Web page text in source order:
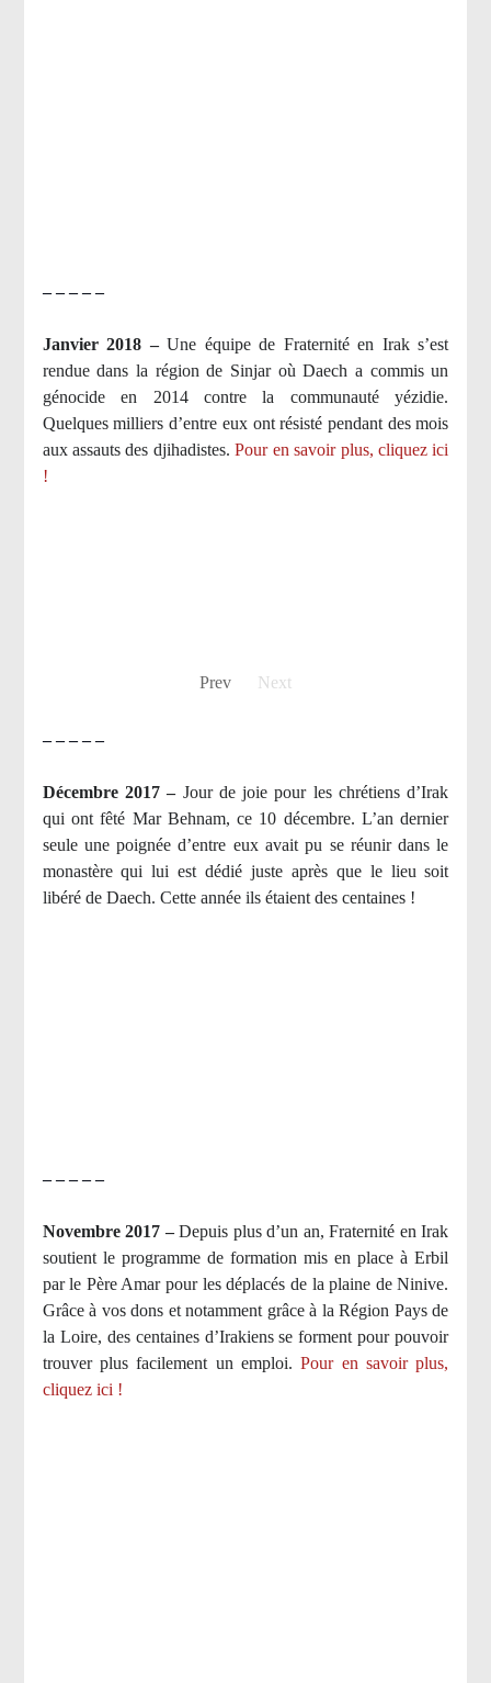
– – – – –
Janvier 2018 –Une équipe de Fraternité en Irak s’est
rendue dans la région de Sinjar où Daech a commis un
génocide en 2014 contre la communauté yézidie.
Quelques milliers d’entre eux ont résisté pendant des mois
aux assauts des djihadistes.Pour en savoir plus, cliquez ici
!
Prev Next
– – – – –
Décembre 2017 – Jour de joie pour les chrétiens d’Irak
qui ont fêté Mar Behnam, ce 10 décembre. L’an dernier
seule une poignée d’entre eux avait pu se réunir dans le
monastère qui lui est dédié juste après que le lieu soit
libéré de Daech. Cette année ils étaient des centaines !
– – – – –
Novembre 2017 –Depuis plus d’un an, Fraternité en Irak
soutient le programme de formation mis en place à Erbil
par le Père Amar pour les déplacés de la plaine de Ninive.
Grâce à vos dons et notamment grâce à la Région Pays de
la Loire, des centaines d’Irakiens se forment pour pouvoir
trouver plus facilement un emploi.Pour en savoir plus,
cliquez ici !